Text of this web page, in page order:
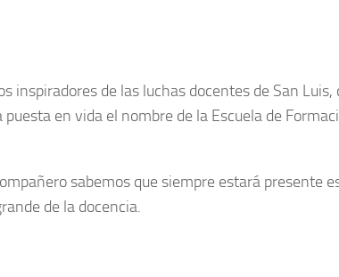
inspiradores de las luchas docentes de San Luis,
en vida el nombre de la Escuela de
sabemos que siempre estará presente
de la docencia.